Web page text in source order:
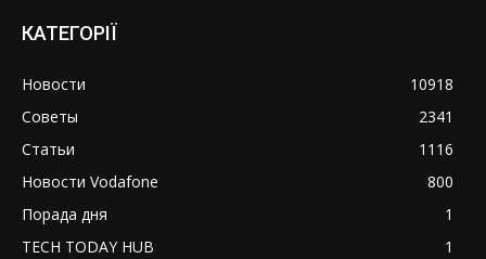
КАТЕГОРІЇ
Новости
10918
Советы
2341
Статьи
1116
Новости Vodafone
800
Порада дня
1
TECH TODAY HUB
1